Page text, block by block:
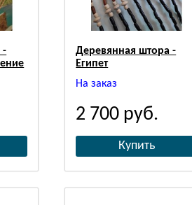
-
Деревянная штора -
Египет
На заказ
2 700 руб.